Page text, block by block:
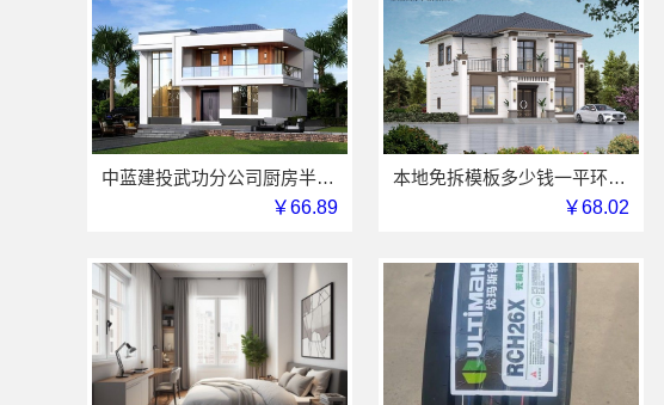
中蓝建投武功分公司厨房半包装修北欧风案例
￥66.89
本地免拆模板多少钱一平环保材料重庆御墅建筑材料有限公司
￥68.02